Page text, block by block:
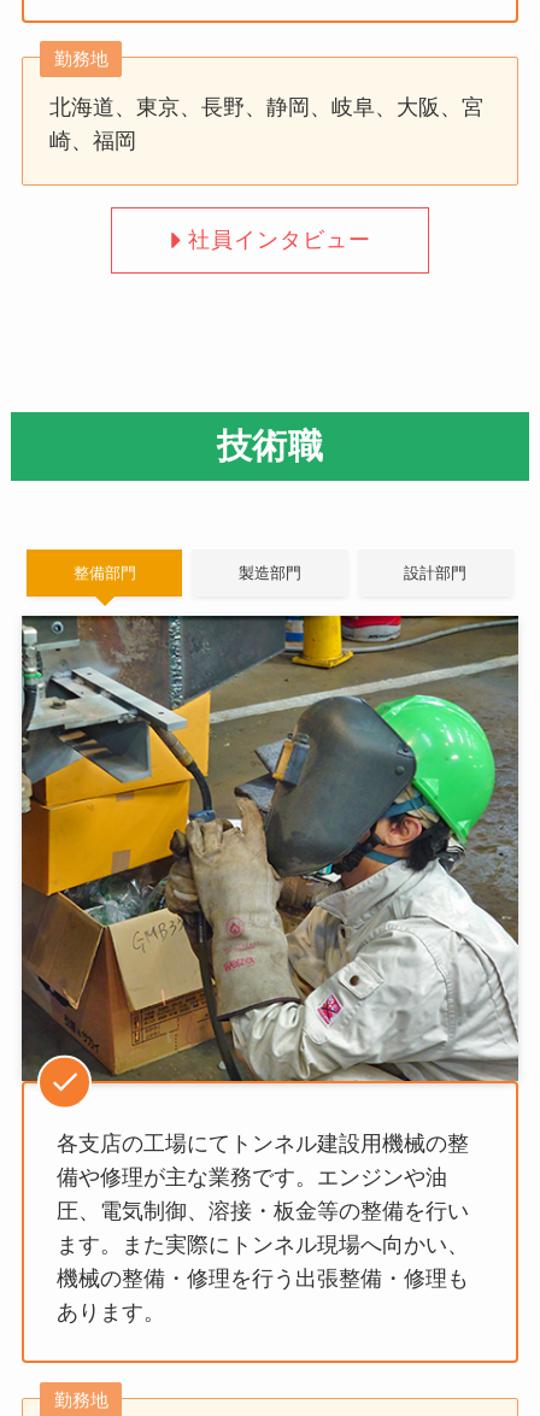
勤務地
北海道、東京、長野、静岡、岐阜、大阪、宮
崎、福岡
社員インタビュー
技術職
整備部門 製造部門 設計部門
各支店の工場にてトンネル建設用機械の整
備や修理が主な業務です。エンジンや油
圧、電気制御、溶接・板金等の整備を行い
ます。また実際にトンネル現場へ向かい、
機械の整備・修理を行う出張整備・修理も
あります。
勤務地